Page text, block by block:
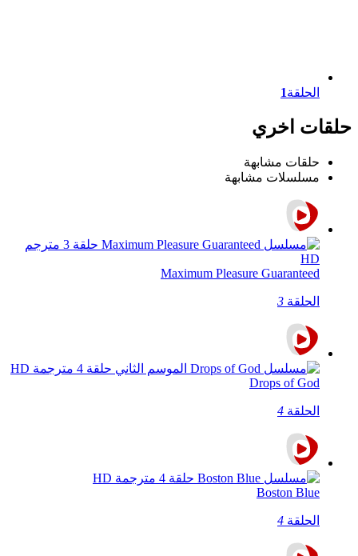
الحلقة1
حلقات اخري
حلقات مشابهة
مسلسلات مشابهة
Maximum Pleasure Guaranteed
الحلقة 3
Drops of God
الحلقة 4
Boston Blue
الحلقة 4